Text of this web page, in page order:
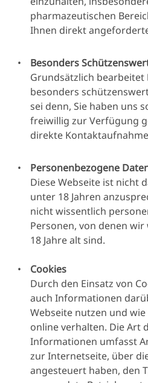
relevant)
speziell
erfasst
einer
gemeldet
(nur
pharmazeutischen
Ihnen direkt
Besonders
Grundsätzlich bearbeitet
besonders
sei denn, Sie haben uns
freiwillig zur Verfügung
direkte
Personenbezogene
Diese Webseite ist nicht
unter 18 Jahren
nicht wissentlich
Personen, von denen
18 Jahre alt sind.
Cookies
Durch den Einsatz von
auch Informationen
Webseite nutzen und wie
online verhalten. Die Art
Informationen umfasst
zur Internetseite, über
angesteuert haben, den